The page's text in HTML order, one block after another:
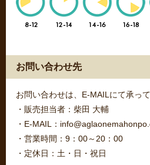
お問い合わせ先
お問い合わせは、E-MAILにて承って
・販売担当者：柴田 大輔
・E-MAIL：
・営業時間：9：00～20：00
・定休日：土・日・祝日